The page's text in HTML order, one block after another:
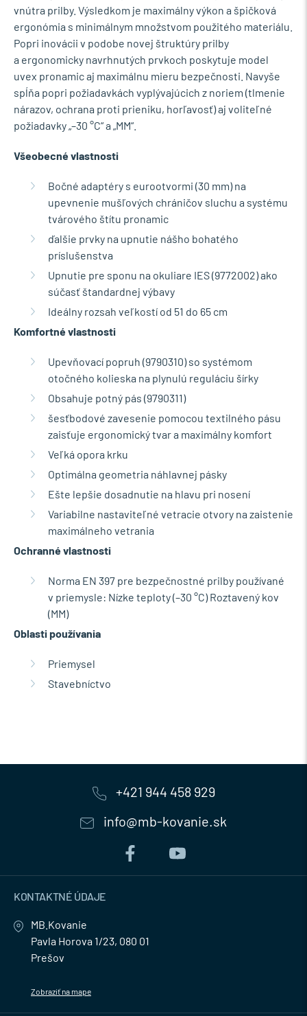
vnútra prilby. Výsledkom je maximálny výkon a špičková
ergonómia s minimálnym množstvom použitého materiálu.
Popri inovácii v podobe novej štruktúry prilby
a ergonomicky navrhnutých prvkoch poskytuje model
uvex pronamic aj maximálnu mieru bezpečnosti. Navyše
spĺňa popri požiadavkách vyplývajúcich z noriem (tlmenie
nárazov, ochrana proti prieniku, horľavosť) aj voliteľné
požiadavky „–30 °C“ a „MM“.
Všeobecné vlastnosti
Bočné adaptéry s eurootvormi (30 mm) na
upevnenie mušľových chráničov sluchu a systému
tvárového štítu pronamic
ďalšie prvky na upnutie nášho bohatého
príslušenstva
Upnutie pre sponu na okuliare IES (9772002) ako
súčasť štandardnej výbavy
Ideálny rozsah veľkostí od 51 do 65 cm
Komfortné vlastnosti
Upevňovací popruh (9790310) so systémom
otočného kolieska na plynulú reguláciu šírky
Obsahuje potný pás (9790311)
šesťbodové zavesenie pomocou textilného pásu
zaisťuje ergonomický tvar a maximálny komfort
Veľká opora krku
Optimálna geometria náhlavnej pásky
Ešte lepšie dosadnutie na hlavu pri nosení
Variabilne nastaviteľné vetracie otvory na zaistenie
maximálneho vetrania
Ochranné vlastnosti
Norma EN 397 pre bezpečnostné prilby používané
v priemysle: Nízke teploty (–30 °C) Roztavený kov
(MM)
Oblasti používania
Priemysel
Stavebníctvo
+421 944 458 929
info@mb-kovanie.sk
KONTAKTNÉ ÚDAJE
MB.Kovanie
Pavla Horova 1/23, 080 01
Prešov
Zobraziť na mape